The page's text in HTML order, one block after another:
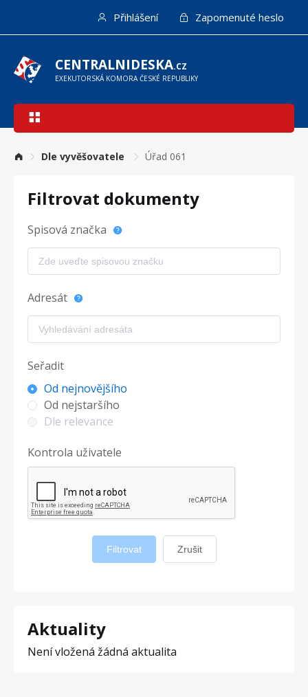
hlavnímu
obsahu
Přihlášení Zapomenuté heslo
CENTRALNIDESKA.CZ
EXEKUTORSKÁ KOMORA ČESKÉ REPUBLIKY
Hlavní
Dle vyvěšovatele Úřad 061
Filtrovat dokumenty
Spisová značka
Adresát
Seřadit
Od nejnovějšího
Od nejstaršího
Dle relevance
Kontrola uživatele
Filtrovat Zrušit
Aktuality
Není vložená žádná aktualita